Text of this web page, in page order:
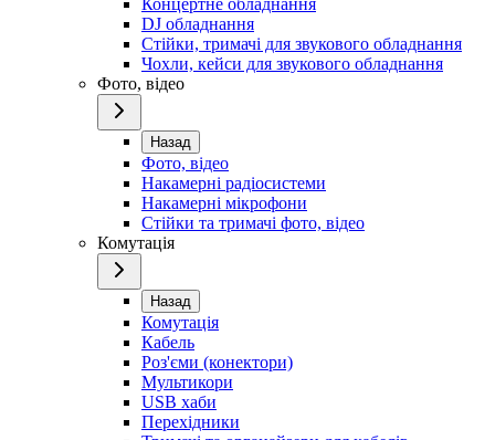
DJ обладнання
Стійки, тримачі для звукового обладнання
Чохли, кейси для звукового обладнання
Фото, відео
Назад
Фото, відео
Накамерні радіосистеми
Накамерні мікрофони
Стійки та тримачі фото, відео
Комутація
Назад
Комутація
Кабель
Роз'єми (конектори)
Мультикори
USB хаби
Перехідники